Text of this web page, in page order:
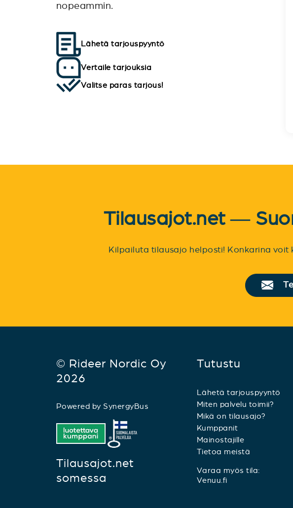
nopeammin.
Lähetä tarjouspyyntö
Vertaile tarjouksia
Valitse paras tarjous!
Tilausajot.net —
Kilpailuta tilausajo helposti! Konkarina
© Rideer Nordic Oy
2026
Powered by SynergyBus
Tilausajot.net
somessa
Tutustu
Lähetä tarjouspyyntö
Miten palvelu toimii?
Mikä on tilausajo?
Kumppanit
Mainostajille
Tietoa meistä
Varaa myös tila:
Venuu.fi